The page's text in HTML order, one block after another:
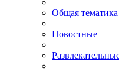
Общая тематика
Новостные